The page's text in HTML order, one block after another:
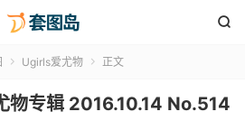

 Ugirls爱尤物  正文
物专辑 2016.10.14 No.514